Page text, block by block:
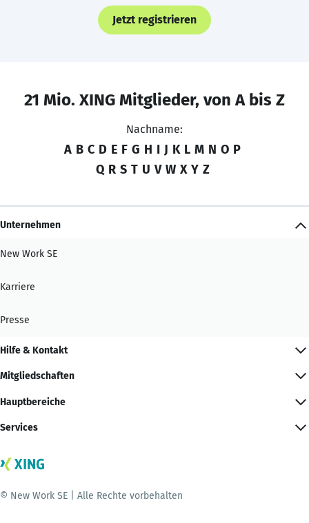
Jetzt registrieren
21 Mio. XING Mitglieder, von A bis Z
Nachname:
A B C D E F G H I J K L M N O P
Q R S T U V W X Y Z
Unternehmen
New Work SE
Karriere
Presse
Hilfe & Kontakt
Mitgliedschaften
Hauptbereiche
Services
© New Work SE | Alle Rechte vorbehalten